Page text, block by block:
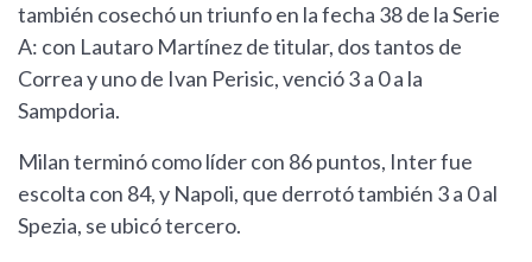
también cosechó un triunfo en la fecha 38 de la Serie
A: con Lautaro Martínez de titular, dos tantos de
Correa y uno de Ivan Perisic, venció 3 a 0 a la
Sampdoria.
Milan terminó como líder con 86 puntos, Inter fue
escolta con 84, y Napoli, que derrotó también 3 a 0 al
Spezia, se ubicó tercero.